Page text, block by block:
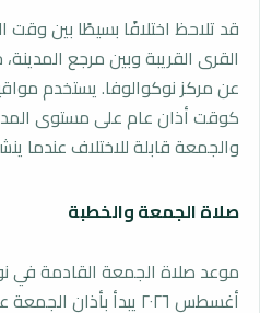
قد تلاحظ اختلافًا بسيطًا بين وقت
القرى القريبة وبين مرجع
عن مركز نوكوالوفا. يستخدم
كوقت أذان عام على مستوى
والجمعة قابلة للاختلاف عندما
صلاة الجمعة والخطبة